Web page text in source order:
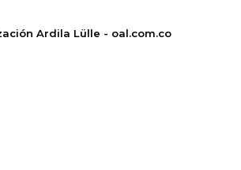
Ardila Lülle - oal.com.co